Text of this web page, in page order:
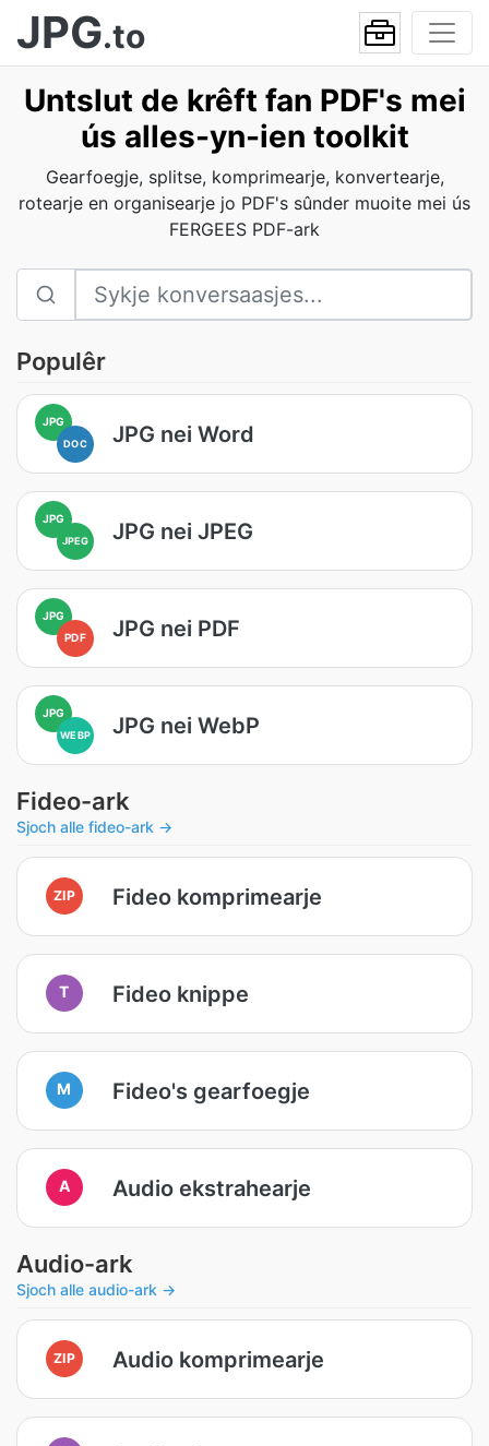
JPG.to
Untslut de krêft fan PDF's mei
ús alles-yn-ien toolkit
Gearfoegje, splitse, komprimearje, konvertearje,
rotearje en organisearje jo PDF's sûnder muoite mei ús
FERGEES PDF-ark
Populêr
JPG
DOC JPG nei Word
JPG
JPEG JPG nei JPEG
JPG
PDF
JPG nei PDF
JPG
WEBP JPG nei WebP
Fideo-ark
Sjoch alle fideo-ark →
ZIP Fideo komprimearje
T Fideo knippe
M Fideo's gearfoegje
A Audio ekstrahearje
Audio-ark
Sjoch alle audio-ark →
ZIP Audio komprimearje